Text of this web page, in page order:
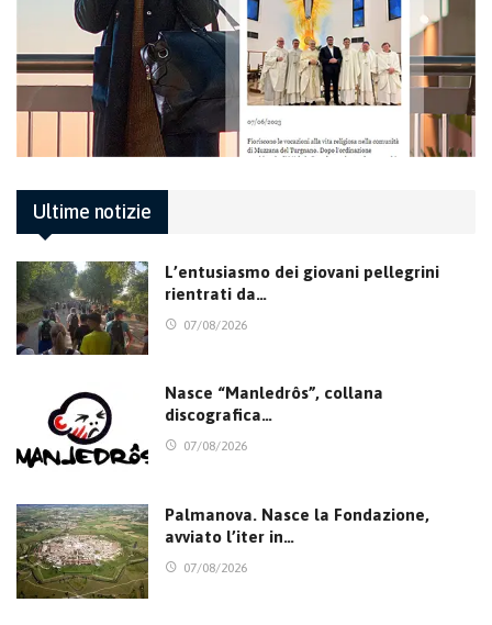
Ultime notizie
L’entusiasmo dei giovani pellegrini
rientrati da…
07/08/2026
Nasce “Manledrôs”, collana
discografica…
07/08/2026
Palmanova. Nasce la Fondazione,
avviato l’iter in…
07/08/2026